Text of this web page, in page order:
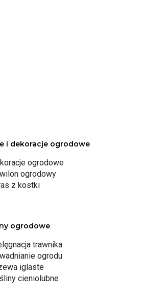
i dekoracje ogrodowe
ogrodowe
ogrodowy
z kostki
ogrodowe
trawnika
ogrodu
iglaste
cieniolubne